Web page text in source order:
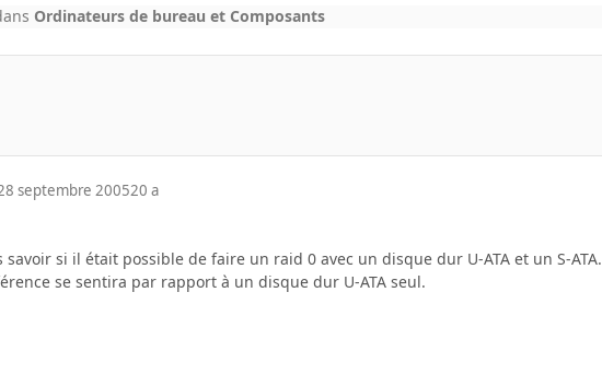
Ordinateurs de bureau et Composants
septembre 200520 a
savoir si il était possible de faire un raid 0 avec un disque dur U-ATA et un S-ATA.
se sentira par rapport à un disque dur U-ATA seul.